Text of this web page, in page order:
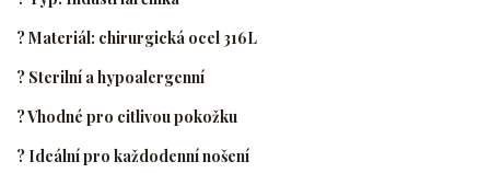
? Materiál: chirurgická ocel 316L
? Sterilní a hypoalergenní
? Vhodné pro citlivou pokožku
? Ideální pro každodenní nošení